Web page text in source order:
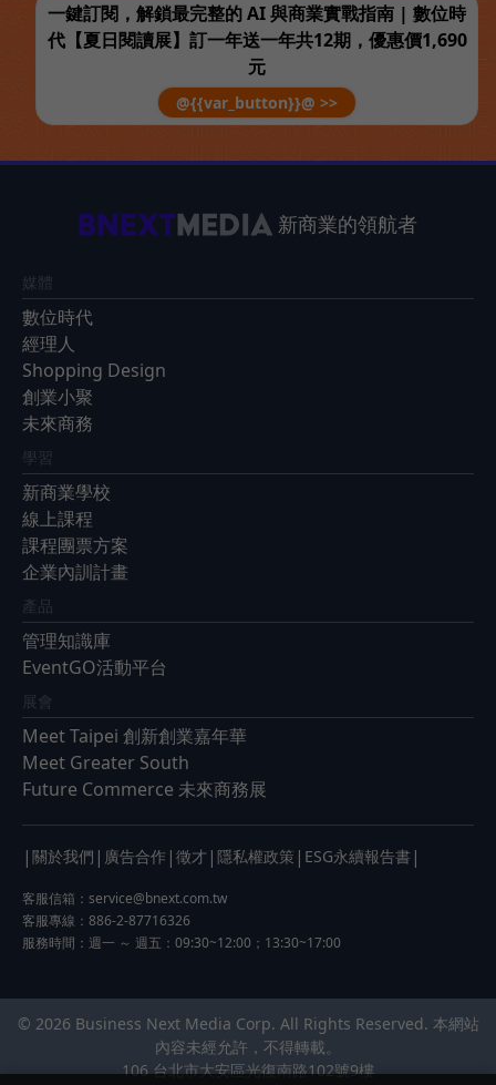
一鍵訂閱，解鎖最完整的 AI 與商業實戰指南 | 數位時
代【夏日閱讀展】訂一年送一年共12期，優惠價1,690
元
@{{var_button}}@ >>
新商業的領航者
媒體
數位時代
經理人
Shopping Design
創業小聚
未來商務
學習
新商業學校
線上課程
課程團票方案
企業內訓計畫
產品
管理知識庫
EventGO活動平台
展會
Meet Taipei 創新創業嘉年華
Meet Greater South
Future Commerce 未來商務展
| 關於我們 | 廣告合作 | 徵才 | 隱私權政策 | ESG永續報告書 |
客服信箱： service@bnext.com.tw
客服專線：886-2-87716326
服務時間：週一 ～ 週五：09:30~12:00；13:30~17:00
© 2026 Business Next Media Corp. All Rights Reserved. 本網站
內容未經允許，不得轉載。
106 台北市大安區光復南路102號9樓